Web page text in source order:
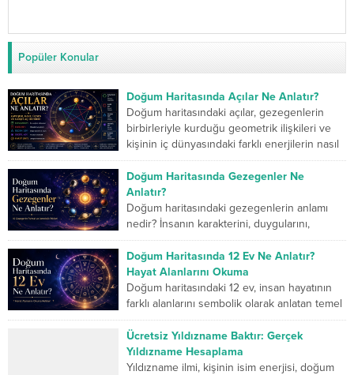
Popüler Konular
Doğum Haritasında Açılar Ne Anlatır?
Doğum haritasındaki açılar, gezegenlerin
birbirleriyle kurduğu geometrik ilişkileri ve
kişinin iç dünyasındaki farklı enerjilerin nasıl
çalıştığını gösterir. Kavuşum açısı iki...
Doğum Haritasında Gezegenler Ne
Anlatır?
Doğum haritasındaki gezegenlerin anlamı
nedir? İnsanın karakterini, duygularını,
düşünme biçimini, ilişkilerini, mücadele
gücünü ve yaşam yolculuğunda geliştirmesi
gereken yönlerini sembolik...
Doğum Haritasında 12 Ev Ne Anlatır?
Hayat Alanlarını Okuma
Doğum haritasındaki 12 ev, insan hayatının
farklı alanlarını sembolik olarak anlatan temel
bölümlerdir. Birinci ev kişinin dış dünyaya
sunduğu kimliği...
Ücretsiz Yıldızname Baktır: Gerçek
Yıldızname Hesaplama
Yıldızname ilmi, kişinin isim enerjisi, doğum